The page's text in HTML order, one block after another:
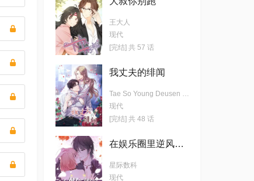
王大人
现代
[完结] 共 57 话
我丈夫的绯闻
Tae So Young Deusen KENAZ Yeondam 极直社
现代
[完结] 共 48 话
在娱乐圈里逆风翻盘
星际数科
现代